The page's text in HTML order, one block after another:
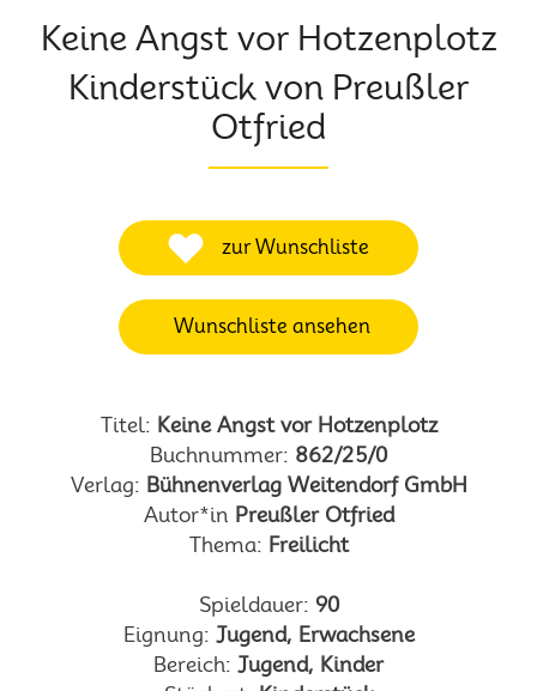
zur Wunschliste
Wunschliste ansehen
Keine Angst vor Hotzenplotz
Kinderstück von Preußler
Otfried
Titel: Keine Angst vor Hotzenplotz
Buchnummer: 862/25/0
Verlag: Bühnenverlag Weitendorf GmbH
Autor*in Preußler Otfried
Thema: Freilicht
Spieldauer: 90
Eignung: Jugend, Erwachsene
Bereich: Jugend, Kinder